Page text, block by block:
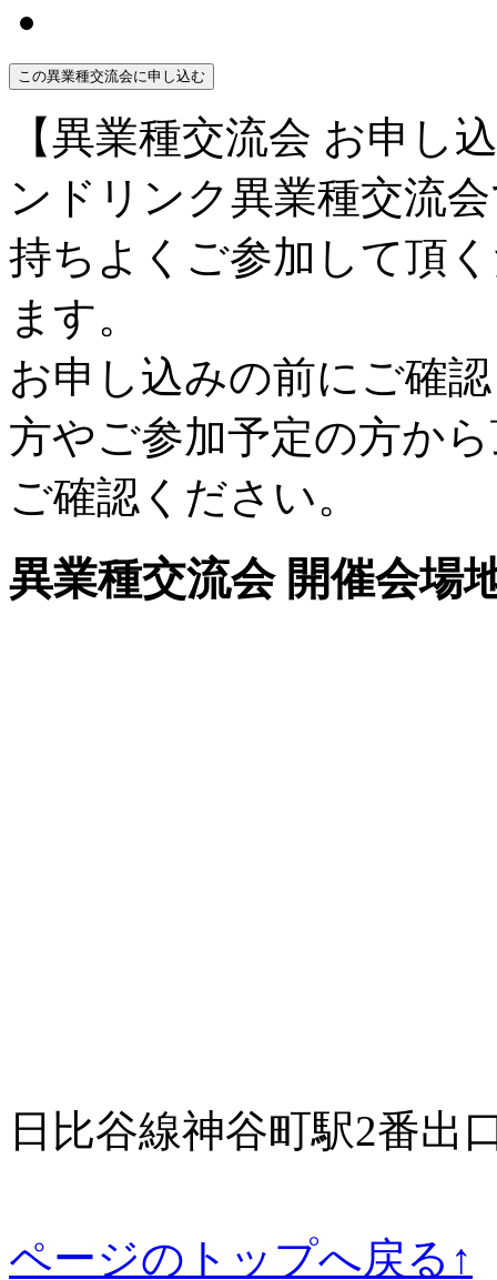
この異業種交流会に申し込む
【異業種交流会 お申し
ンドリンク異業種交流
持ちよくご参加して頂
ます。
お申し込みの前にご確
方やご参加予定の方か
ご確認ください。
異業種交流会 開催会場
日比谷線神谷町駅2番出
ページのトップへ戻る↑